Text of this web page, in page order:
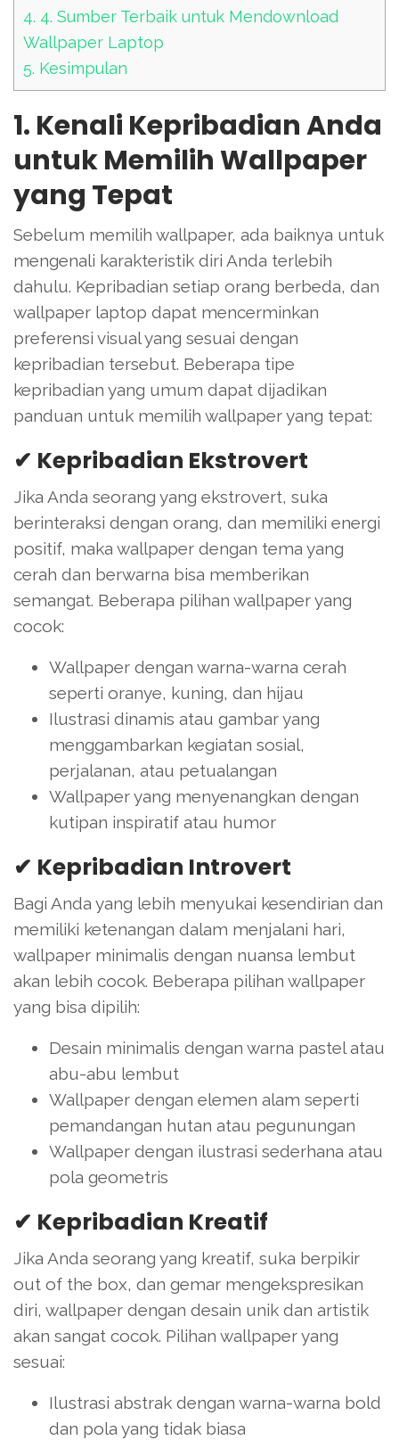
4. 4. Sumber Terbaik untuk Mendownload
Wallpaper Laptop
5. Kesimpulan
1. Kenali Kepribadian Anda
untuk Memilih Wallpaper
yang Tepat
Sebelum memilih wallpaper, ada baiknya untuk
mengenali karakteristik diri Anda terlebih
dahulu. Kepribadian setiap orang berbeda, dan
wallpaper laptop dapat mencerminkan
preferensi visual yang sesuai dengan
kepribadian tersebut. Beberapa tipe
kepribadian yang umum dapat dijadikan
panduan untuk memilih wallpaper yang tepat:
✔ Kepribadian Ekstrovert
Jika Anda seorang yang ekstrovert, suka
berinteraksi dengan orang, dan memiliki energi
positif, maka wallpaper dengan tema yang
cerah dan berwarna bisa memberikan
semangat. Beberapa pilihan wallpaper yang
cocok:
Wallpaper dengan warna-warna cerah
seperti oranye, kuning, dan hijau
Ilustrasi dinamis atau gambar yang
menggambarkan kegiatan sosial,
perjalanan, atau petualangan
Wallpaper yang menyenangkan dengan
kutipan inspiratif atau humor
✔ Kepribadian Introvert
Bagi Anda yang lebih menyukai kesendirian dan
memiliki ketenangan dalam menjalani hari,
wallpaper minimalis dengan nuansa lembut
akan lebih cocok. Beberapa pilihan wallpaper
yang bisa dipilih:
Desain minimalis dengan warna pastel atau
abu-abu lembut
Wallpaper dengan elemen alam seperti
pemandangan hutan atau pegunungan
Wallpaper dengan ilustrasi sederhana atau
pola geometris
✔ Kepribadian Kreatif
Jika Anda seorang yang kreatif, suka berpikir
out of the box, dan gemar mengekspresikan
diri, wallpaper dengan desain unik dan artistik
akan sangat cocok. Pilihan wallpaper yang
sesuai:
Ilustrasi abstrak dengan warna-warna bold
dan pola yang tidak biasa